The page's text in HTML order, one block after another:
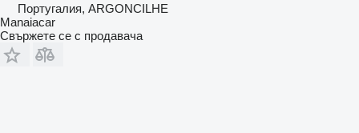
Португалия, ARGONCILHE
Manaiacar
Свържете се с продавача